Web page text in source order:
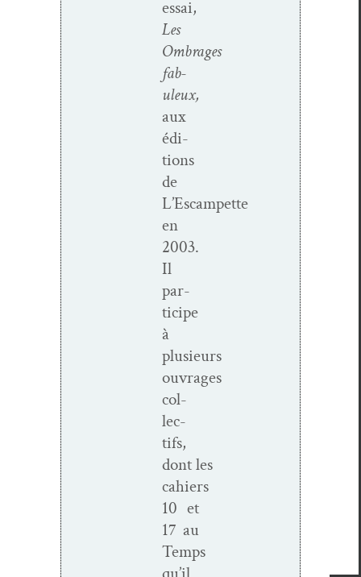
essai,
Les
Ombrages
fab­
uleux,
aux
édi­
tions
de
L’Escampette
en
2003.
Il
par­
ticipe
à
plusieurs
ouvrages
col­
lec­
tifs,
dont les
cahiers
10 et
17 au
Temps